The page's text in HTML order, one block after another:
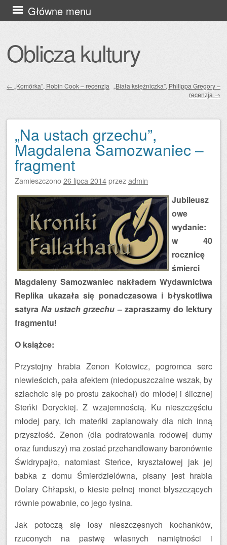
Oblicza kultury
Główne menu
Przejdź
do
← „Komórka”, Robin Cook – recenzja „Biała księżniczka”, Philippa Gregory –
recenzja →
„Na ustach grzechu”,
Magdalena Samozwaniec –
fragment
Zamieszczono26 lipca 2014przezadmin
Jubileusz
owe
wydanie:
w 40
rocznicę
śmierci
Magdaleny Samozwaniec nakładem Wydawnictwa
Replika ukazała się ponadczasowa i błyskotliwa
satyraNa ustach grzechu – zapraszamy do lektury
fragmentu!
O książce:
Przystojny hrabia Zenon Kotowicz, pogromca serc
niewieścich, pała afektem (niedopuszczalne wszak, by
szlachcic się po prostu zakochał) do młodej i ślicznej
Steńki Doryckiej. Z wzajemnością. Ku nieszczęściu
młodej pary, ich mateńki zaplanowały dla nich inną
przyszłość. Zenon (dla podratowania rodowej dumy
oraz funduszy) ma zostać przehandlowany baronównie
Świdrypajło, natomiast Steńce, kryształowej jak jej
babka z domu Śmierdzielówna, pisany jest hrabia
Dolary Chłapski, o kiesie pełnej monet błyszczących
równie powabnie, co jego łysina.
Jak potoczą się losy nieszczęsnych kochanków,
rzuconych na pastwę własnych namiętności i